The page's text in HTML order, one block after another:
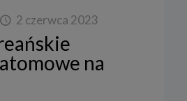
2 czerwca 2023
na